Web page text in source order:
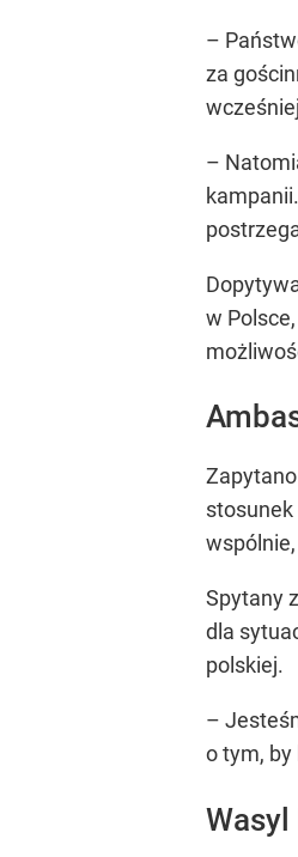
–
za
–
w
stosunek
Spytany
dla
polskiej.
–
o tym, by